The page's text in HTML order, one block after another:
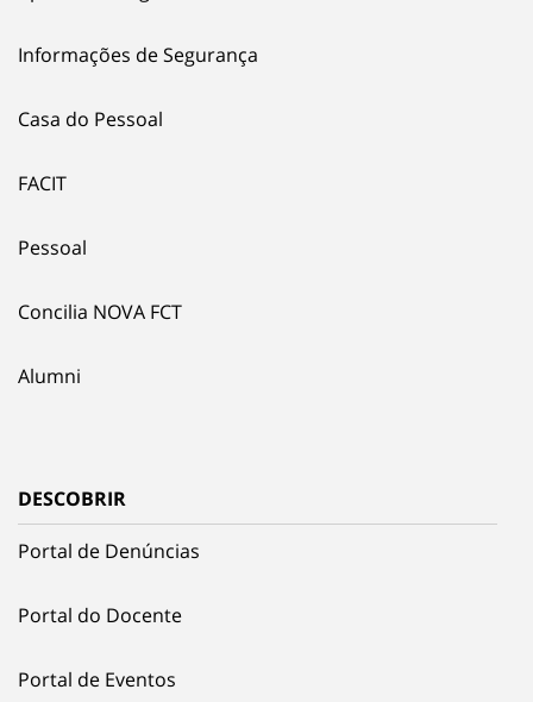
Informações de Segurança
Casa do Pessoal
FACIT
Pessoal
Concilia NOVA FCT
Alumni
DESCOBRIR
Portal de Denúncias
Portal do Docente
Portal de Eventos